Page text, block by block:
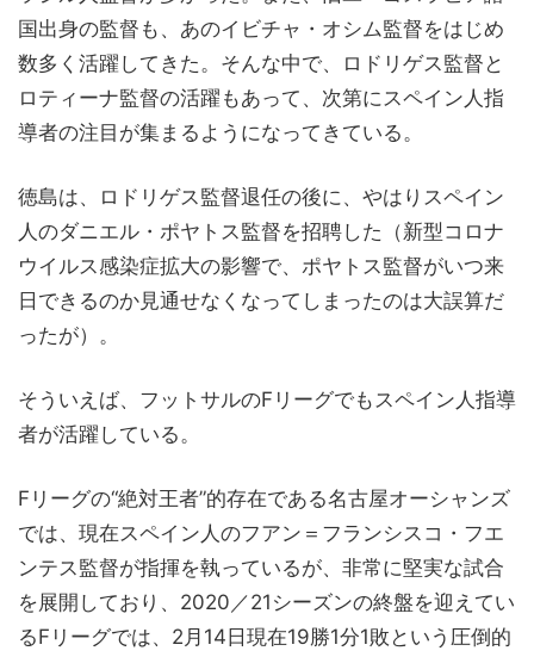
国出身の監督も、あのイビチャ・オシム監督をはじめ
数多く活躍してきた。そんな中で、ロドリゲス監督と
ロティーナ監督の活躍もあって、次第にスペイン人指
導者の注目が集まるようになってきている。
徳島は、ロドリゲス監督退任の後に、やはりスペイン
人のダニエル・ポヤトス監督を招聘した（新型コロナ
ウイルス感染症拡大の影響で、ポヤトス監督がいつ来
日できるのか見通せなくなってしまったのは大誤算だ
ったが）。
そういえば、フットサルのFリーグでもスペイン人指導
者が活躍している。
Fリーグの“絶対王者”的存在である名古屋オーシャンズ
では、現在スペイン人のフアン＝フランシスコ・フエ
ンテス監督が指揮を執っているが、非常に堅実な試合
を展開しており、2020／21シーズンの終盤を迎えてい
るFリーグでは、2月14日現在19勝1分1敗という圧倒的